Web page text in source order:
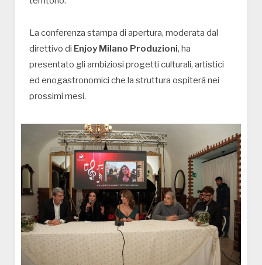
La conferenza stampa di apertura, moderata dal
direttivo di Enjoy Milano Produzioni, ha
presentato gli ambiziosi progetti culturali, artistici
ed enogastronomici che la struttura ospiterà nei
prossimi mesi.